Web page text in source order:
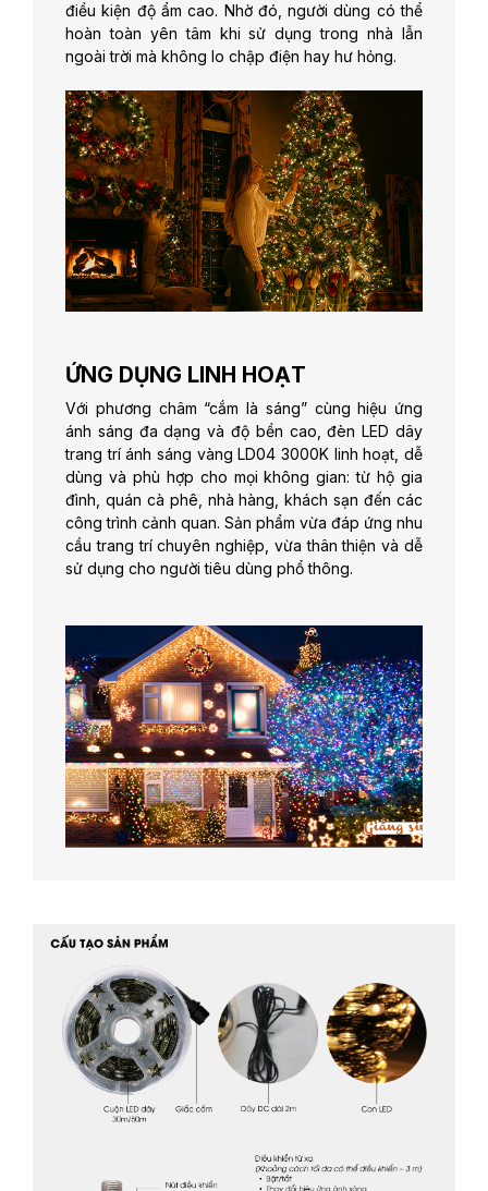
điều kiện độ ẩm cao. Nhờ đó, người dùng có thể
hoàn toàn yên tâm khi sử dụng trong nhà lẫn
ngoài trời mà không lo chập điện hay hư hỏng.
ỨNG DỤNG LINH HOẠT
Với phương châm “cắm là sáng” cùng hiệu ứng
ánh sáng đa dạng và độ bền cao, đèn LED dây
trang trí ánh sáng vàng LD04 3000K linh hoạt, dễ
dùng và phù hợp cho mọi không gian: từ hộ gia
đình, quán cà phê, nhà hàng, khách sạn đến các
công trình cảnh quan. Sản phẩm vừa đáp ứng nhu
cầu trang trí chuyên nghiệp, vừa thân thiện và dễ
sử dụng cho người tiêu dùng phổ thông.